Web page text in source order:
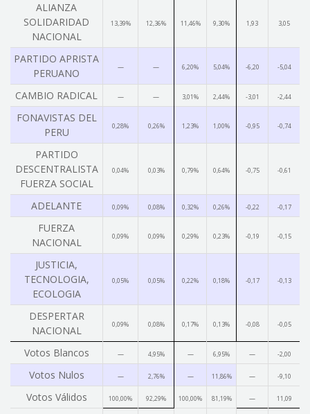
ALIANZA
SOLIDARIDAD
NACIONAL
13,39% 12,36% 11,46% 9,30% 1,93 3,05
PARTIDO APRISTA
PERUANO
— — 6,20% 5,04% -6,20 -5,04
CAMBIO RADICAL — — 3,01% 2,44% -3,01 -2,44
FONAVISTAS DEL
PERU
0,28% 0,26% 1,23% 1,00% -0,95 -0,74
PARTIDO
DESCENTRALISTA
FUERZA SOCIAL
0,04% 0,03% 0,79% 0,64% -0,75 -0,61
ADELANTE 0,09% 0,08% 0,32% 0,26% -0,22 -0,17
FUERZA
NACIONAL
0,09% 0,09% 0,29% 0,23% -0,19 -0,15
JUSTICIA,
TECNOLOGIA,
ECOLOGIA
0,05% 0,05% 0,22% 0,18% -0,17 -0,13
DESPERTAR
NACIONAL
0,09% 0,08% 0,17% 0,13% -0,08 -0,05
Votos Blancos — 4,95% — 6,95% — -2,00
Votos Nulos — 2,76% — 11,86% — -9,10
Votos Válidos 100,00% 92,29% 100,00% 81,19% — 11,09